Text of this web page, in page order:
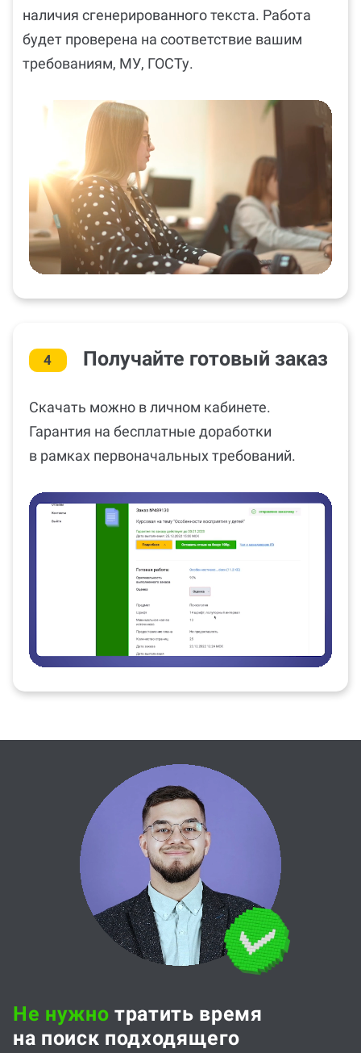
наличия сгенерированного текста. Работа
будет проверена на соответствие вашим
требованиям, МУ, ГОСТу.
4 Получайте готовый заказ
Скачать можно в личном кабинете.
Гарантия на бесплатные доработки
в рамках первоначальных требований.
Не нужно тратить время
на поиск подходящего